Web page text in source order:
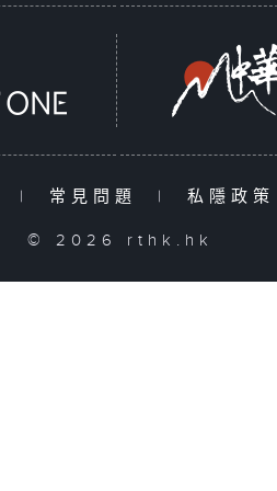
| 常見問題 | 私隱政策
© 2026 rthk.hk